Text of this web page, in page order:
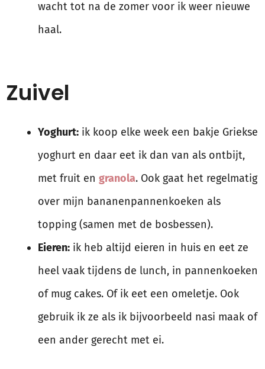
wacht tot na de zomer voor ik weer nieuwe
haal.
Zuivel
Yoghurt: ik koop elke week een bakje Griekse
yoghurt en daar eet ik dan van als ontbijt,
met fruit en granola. Ook gaat het regelmatig
over mijn bananenpannenkoeken als
topping (samen met de bosbessen).
Eieren: ik heb altijd eieren in huis en eet ze
heel vaak tijdens de lunch, in pannenkoeken
of mug cakes. Of ik eet een omeletje. Ook
gebruik ik ze als ik bijvoorbeeld nasi maak of
een ander gerecht met ei.